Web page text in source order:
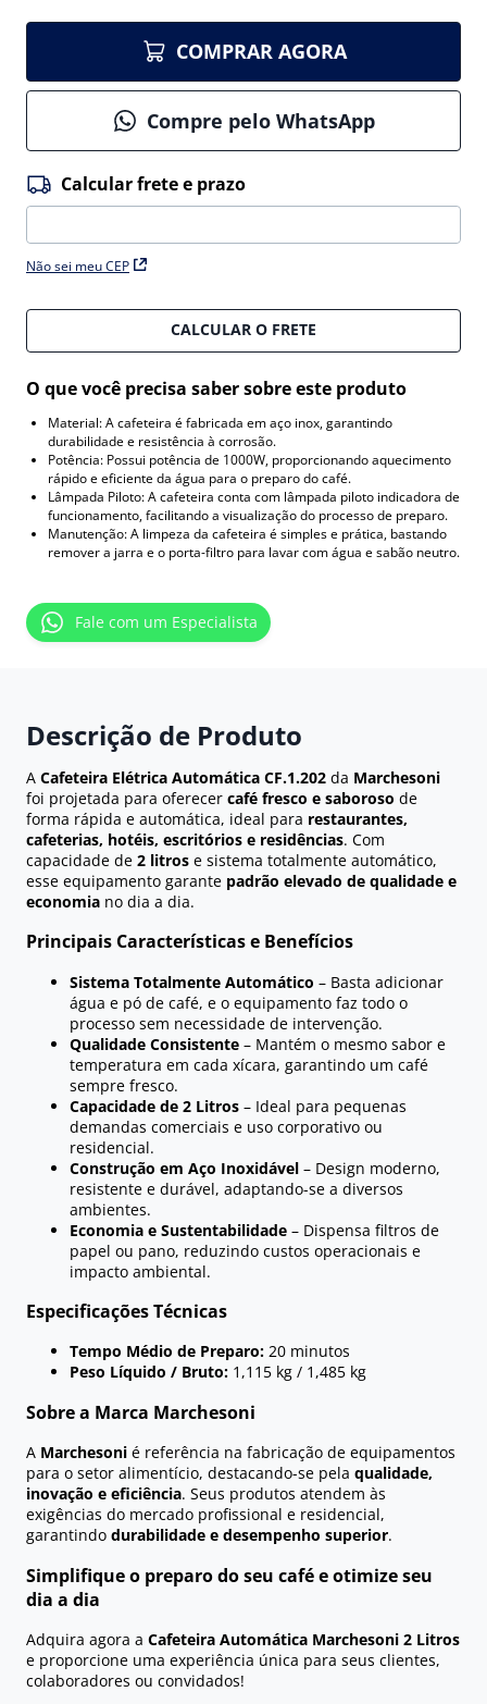
COMPRAR AGORA
Compre pelo WhatsApp
Não sei meu CEP
CALCULAR O FRETE
O que você precisa saber sobre este produto
Material: A cafeteira é fabricada em aço inox, garantindo
durabilidade e resistência à corrosão.
Potência: Possui potência de 1000W, proporcionando aquecimento
rápido e eficiente da água para o preparo do café.
Lâmpada Piloto: A cafeteira conta com lâmpada piloto indicadora de
funcionamento, facilitando a visualização do processo de preparo.
Manutenção: A limpeza da cafeteira é simples e prática, bastando
remover a jarra e o porta-filtro para lavar com água e sabão neutro.
Fale com um Especialista
Descrição de Produto
A Cafeteira Elétrica Automática CF.1.202 da Marchesoni
foi projetada para oferecer café fresco e saboroso de
forma rápida e automática, ideal para restaurantes,
cafeterias, hotéis, escritórios e residências. Com
capacidade de 2 litros e sistema totalmente automático,
esse equipamento garante padrão elevado de qualidade e
economia no dia a dia.
Principais Características e Benefícios
Sistema Totalmente Automático – Basta adicionar
água e pó de café, e o equipamento faz todo o
processo sem necessidade de intervenção.
Qualidade Consistente – Mantém o mesmo sabor e
temperatura em cada xícara, garantindo um café
sempre fresco.
Capacidade de 2 Litros – Ideal para pequenas
demandas comerciais e uso corporativo ou
residencial.
Construção em Aço Inoxidável – Design moderno,
resistente e durável, adaptando-se a diversos
ambientes.
Economia e Sustentabilidade – Dispensa filtros de
papel ou pano, reduzindo custos operacionais e
impacto ambiental.
Especificações Técnicas
Tempo Médio de Preparo: 20 minutos
Peso Líquido / Bruto: 1,115 kg / 1,485 kg
Sobre a Marca Marchesoni
A Marchesoni é referência na fabricação de equipamentos
para o setor alimentício, destacando-se pela qualidade,
inovação e eficiência. Seus produtos atendem às
exigências do mercado profissional e residencial,
garantindo durabilidade e desempenho superior.
Simplifique o preparo do seu café e otimize seu
dia a dia
Adquira agora a Cafeteira Automática Marchesoni 2 Litros
e proporcione uma experiência única para seus clientes,
colaboradores ou convidados!